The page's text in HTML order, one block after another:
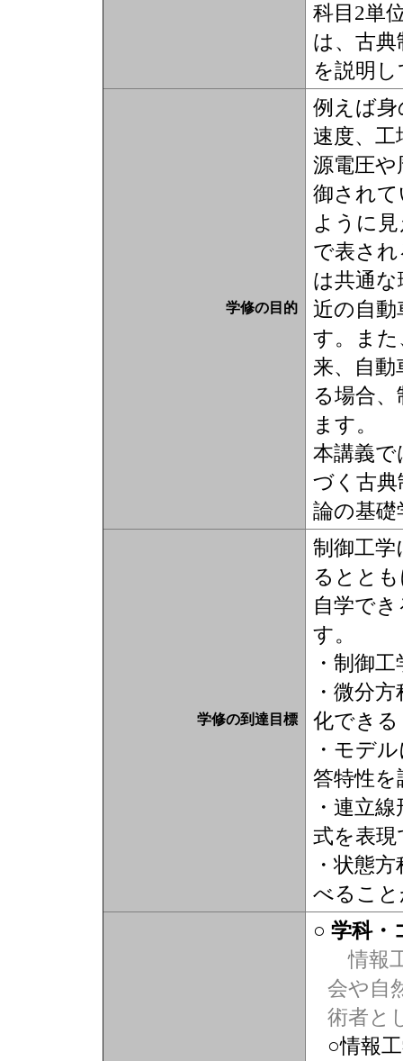
科目2単
は、古
を説明
学修の目的
例えば
速度、
源電圧
御され
ように
で表さ
は共通
近の自
す。ま
来、自
る場合
ます。
本講義で
づく古典
論の基
学修の到達目標
制御工学
るとと
自学で
す。
・制御
・微分
化できる
・モデ
答特性
・連立
式を表
・状態
べるこ
○ 学科・
情報
会や自
術者と
○情報